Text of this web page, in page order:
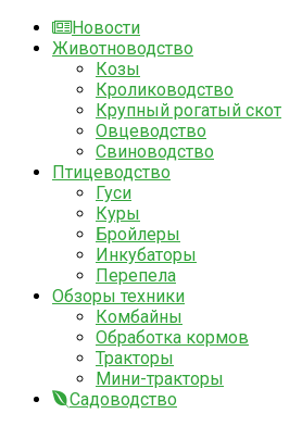
Новости
Животноводство
Козы
Кролиководство
Крупный рогатый скот
Овцеводство
Свиноводство
Птицеводство
Гуси
Куры
Бройлеры
Инкубаторы
Перепела
Обзоры техники
Комбайны
Обработка кормов
Тракторы
Мини-тракторы
Садоводство